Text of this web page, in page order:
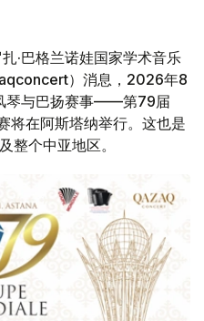
·巴格兰诺娃国家学术音乐
）消息，2026年8
琴与巴扬赛事——第79届
将在阿斯塔纳举行。这也是
整个中亚地区。